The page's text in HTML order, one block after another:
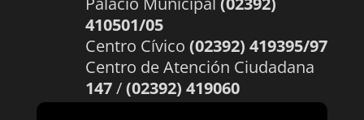
410501/05
Centro Cívico (02392) 419395/97
Centro de Atención Ciudadana
147/(02392) 419060